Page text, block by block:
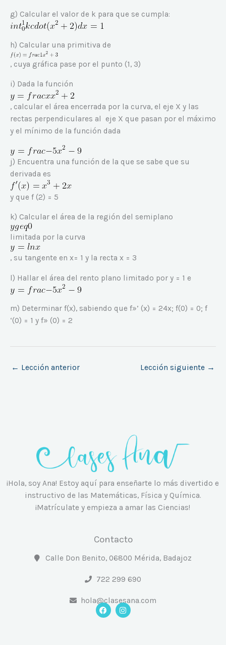
g) Calcular el valor de k para que se cumpla:
h) Calcular una primitiva de
, cuya gráfica pase por el punto (1, 3)
i) Dada la función
, calcular el área encerrada por la curva, el eje X y las
rectas perpendiculares al eje X que pasan por el máximo
y el mínimo de la función dada
j) Encuentra una función de la que se sabe que su
derivada es
y que f (2) = 5
k) Calcular el área de la región del semiplano
limitada por la curva
, su tangente en x= 1 y la recta x = 3
l) Hallar el área del rento plano limitado por y = 1 e
m) Determinar f(x), sabiendo que f»’ (x) = 24x; f(0) = 0; f
‘(0) = 1 y f» (0) = 2
← Lección anterior Lección siguiente →
¡Hola, soy Ana! Estoy aquí para enseñarte lo más divertido e
instructivo de las Matemáticas, Física y Química.
¡Matrículate y empieza a amar las Ciencias!
Contacto
Calle Don Benito, 06800 Mérida, Badajoz
722 299 690
hola@clasesana.com
F
a
I
n